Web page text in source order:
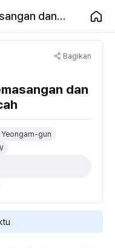
Perekrutan pekerja pemasangan dan pembongkaran perancah
Bagikan
dan
gun